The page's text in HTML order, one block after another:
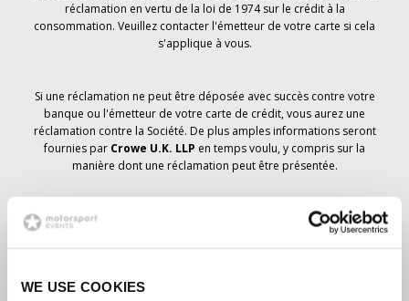
WE USE COOKIES
réclamation en vertu de la loi de 1974 sur le crédit à la
consommation. Veuillez contacter l'émetteur de votre carte si cela
s'applique à vous.
Si une réclamation ne peut être déposée avec succès contre votre
banque ou l'émetteur de votre carte de crédit, vous aurez une
réclamation contre la Société. De plus amples informations seront
fournies par Crowe U.K. LLP en temps voulu, y compris sur la
manière dont une réclamation peut être présentée.
Si vous avez
avez reçu un avis d'annulation concernant votre
commande de billets, votre réservation n'a pas été annulée et il est
prévu que vous recevrez les billets que vous avez commandés en
fournisseurs pour s'assurer que les billets du Grand Prix sont livrés.